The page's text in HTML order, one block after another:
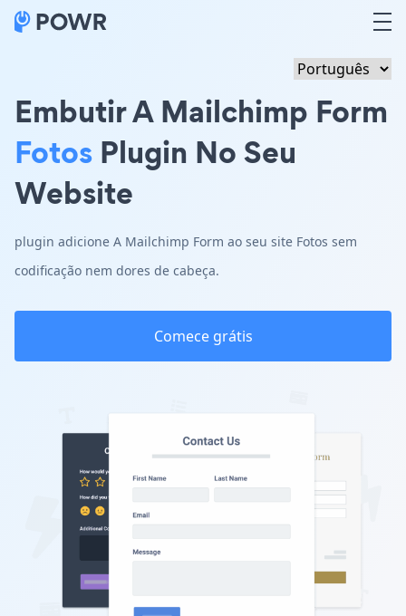
Embutir A Mailchimp Form
Fotos Plugin No Seu
Website
plugin adicione A Mailchimp Form ao seu site Fotos sem
codificação nem dores de cabeça.
Comece grátis